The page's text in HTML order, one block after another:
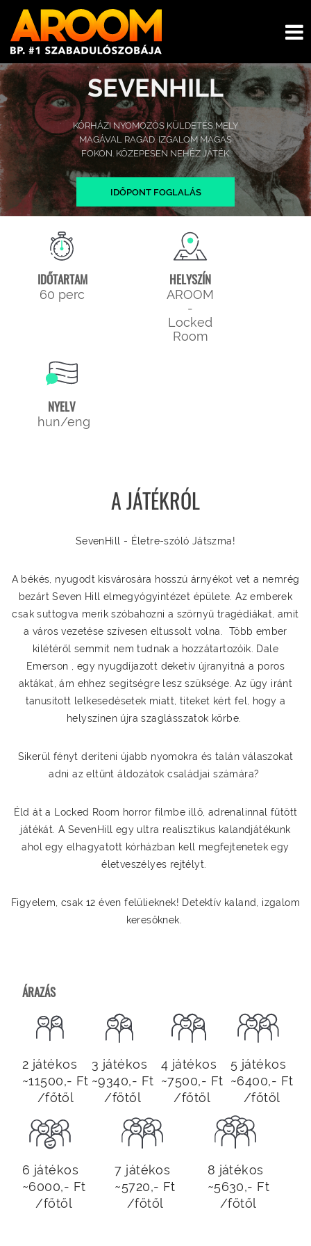
SEVENHILL
KÓRHÁZI NYOMOZÓS KÜLDETÉS MELY
MAGÁVAL RAGAD. IZGALOM MAGAS
FOKON. KÖZEPESEN NEHÉZ JÁTÉK.
IDŐPONT FOGLALÁS
A JÁTÉKRÓL
SevenHill - Életre-szóló Játszma!
A békés, nyugodt kisvárosára hosszú árnyékot vet a nemrég
bezárt Seven Hill elmegyógyintézet épülete. Az emberek
csak suttogva merik szóbahozni a szörnyű tragédiákat, amit
a város vezetése szívesen eltussolt volna. Több ember
kilétéről semmit nem tudnak a hozzátartozóik. Dale
Emerson , egy nyugdíjazott deketív újranyitná a poros
aktákat, ám ehhez segitségre lesz szüksége. Az ügy iránt
tanusított lelkesedésetek miatt, titeket kért fel, hogy a
helyszínen újra szaglásszatok körbe.
Sikerül fényt deríteni újabb nyomokra és talán válaszokat
adni az eltűnt áldozátok családjai számára?
Éld át a Locked Room horror filmbe illő, adrenalinnal fűtött
játékát. A SevenHill egy ultra realisztikus kalandjátékunk
ahol egy elhagyatott kórházban kell megfejtenetek egy
életveszélyes rejtélyt.
Figyelem, csak 12 éven felülieknek! Detektív kaland, izgalom
keresőknek.
IDŐTARTAM
60 perc
HELYSZÍN
AROOM
-
Locked
Room
NYELV
hun/eng
ÁRAZÁS
2 játékos
~11500,- Ft
/főtől
3 játékos
~9340,- Ft
/főtől
4 játékos
~7500,- Ft
/főtől
5 játékos
~6400,- Ft
/főtől
6 játékos
~6000,- Ft
/főtől
7 játékos
~5720,- Ft
/főtől
8 játékos
~5630,- Ft
/főtől